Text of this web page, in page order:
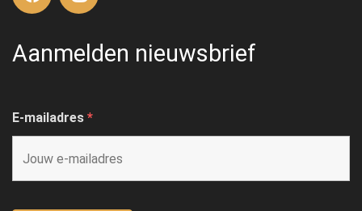
Aanmelden nieuwsbrief
E-mailadres *